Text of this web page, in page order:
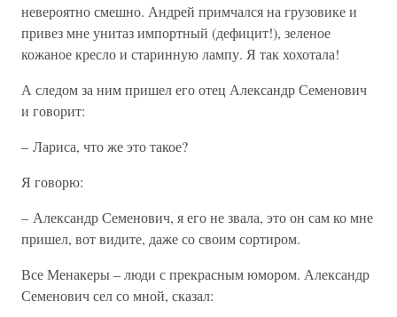
невероятно смешно. Андрей примчался на грузовике и
привез мне унитаз импортный (дефицит!), зеленое
кожаное кресло и старинную лампу. Я так хохотала!
А следом за ним пришел его отец Александр Семенович
и говорит:
– Лариса, что же это такое?
Я говорю:
– Александр Семенович, я его не звала, это он сам ко мне
пришел, вот видите, даже со своим сортиром.
Все Менакеры – люди с прекрасным юмором. Александр
Семенович сел со мной, сказал: